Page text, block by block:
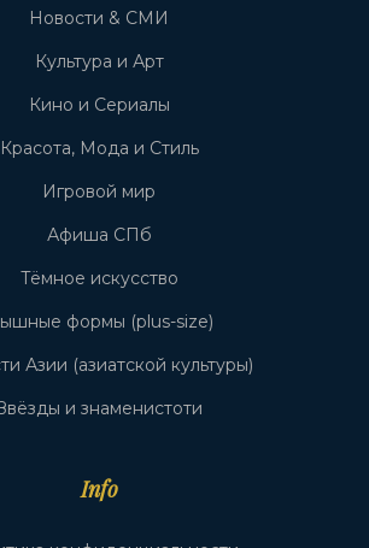
Новости & СМИ
Культура и Арт
Кино и Сериалы
Красота, Мода и Стиль
Игровой мир
Афиша СПб
Тёмное искусство
формы (plus-size)
Азии (азиатской культуры)
и знаменистоти
Info